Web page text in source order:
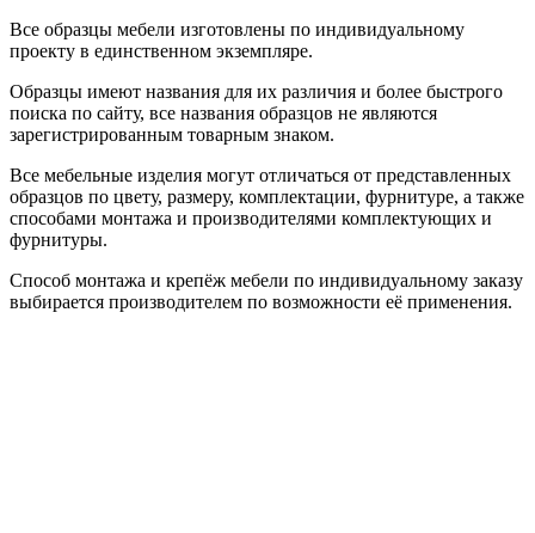
Все образцы мебели изготовлены по индивидуальному
проекту в единственном экземпляре.
Образцы имеют названия для их различия и более быстрого
поиска по сайту, все названия образцов не являются
зарегистрированным товарным знаком.
Все мебельные изделия могут отличаться от представленных
образцов по цвету, размеру, комплектации, фурнитуре, а также
способами монтажа и производителями комплектующих и
фурнитуры.
Способ монтажа и крепёж мебели по индивидуальному заказу
выбирается производителем по возможности её применения.